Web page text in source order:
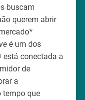
buscam
querem abrir
é um dos
está conectada a
de
a
tempo que